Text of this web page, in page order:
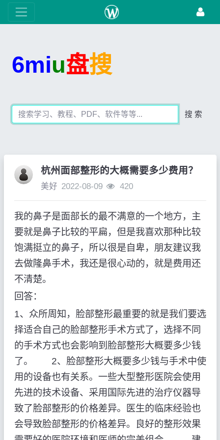
6miu盘搜
搜 索
杭州面部整形的大概需要多少费用？
美好 2022-08-09 420
我的鼻子是面部长的最不满意的一个地方，主
要就是鼻子比较的平扁，但是我喜欢那种比较
饱满挺立的鼻子，所以很是自卑，朋友建议我
去做隆鼻手术，我还是很心动的，就是费用还
不清楚。
回答：
1、众所周知，脸部整形最重要的就是我们要选
择适合自己的脸部整形手术方式了，选择不同
的手术方式也会影响到脸部整形大概要多少钱
了。 2、脸部整形大概要多少钱与手术中使
用的设备也有关系。一些大型整形医院会使用
先进的技术设备、采用国际先进的治疗仪器导
致了脸部整形的价格差异。医生的临床经验也
会导致脸部整形的价格差异。良好的整形效果